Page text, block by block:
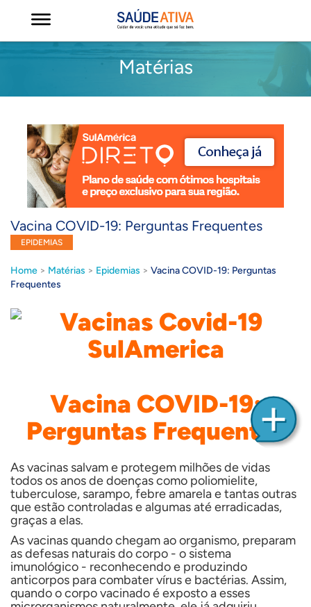
Matérias
Vacina COVID-19: Perguntas Frequentes
EPIDEMIAS
Home > Matérias > Epidemias > Vacina COVID-19: Perguntas
Frequentes
Vacina COVID-19:
Perguntas Frequentes
As vacinas salvam e protegem milhões de vidas
todos os anos de doenças como poliomielite,
tuberculose, sarampo, febre amarela e tantas outras
queestão controladas e algumas até erradicadas,
graças a elas.
As vacinas quando chegam ao organismo, preparam
as defesas naturais do corpo - o sistema
imunológico - reconhecendo e produzindo
anticorpos para combater vírus e bactérias. Assim,
quando o corpo vacinado é exposto a esses